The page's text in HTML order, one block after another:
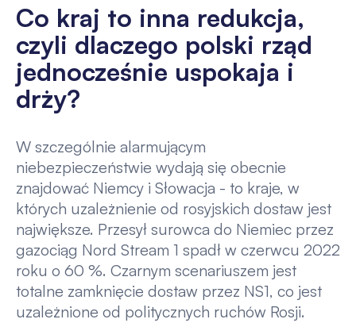
Co kraj to inna redukcja,
czyli dlaczego polski rząd
jednocześnie uspokaja i
drży?
W szczególnie alarmującym
niebezpieczeństwie wydają się obecnie
znajdować Niemcy i Słowacja - to kraje, w
których uzależnienie od rosyjskich dostaw jest
największe. Przesył surowca do Niemiec przez
gazociąg Nord Stream 1 spadł w czerwcu 2022
roku o 60 %. Czarnym scenariuszem jest
totalne zamknięcie dostaw przez NS1, co jest
uzależnione od politycznych ruchów Rosji.